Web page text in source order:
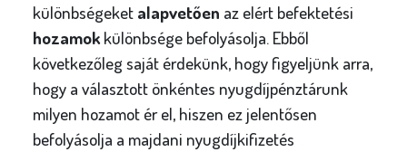
különbségeket alapvetően az elért befektetési
hozamokkülönbsége befolyásolja. Ebből
következőleg saját érdekünk, hogy figyeljünk arra,
hogy a választott önkéntes nyugdíjpénztárunk
milyen hozamot ér el, hiszen ez jelentősen
befolyásolja a majdani nyugdíjkifizetés